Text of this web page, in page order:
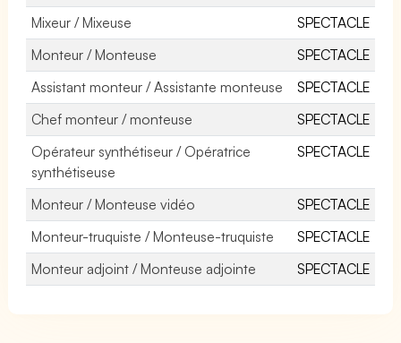
Mixeur / Mixeuse
SPECTACLE
Monteur / Monteuse
SPECTACLE
Assistant monteur / Assistante monteuse
SPECTACLE
Chef monteur / monteuse
SPECTACLE
Opérateur synthétiseur / Opératrice
synthétiseuse
SPECTACLE
Monteur / Monteuse vidéo
SPECTACLE
Monteur-truquiste / Monteuse-truquiste
SPECTACLE
Monteur adjoint / Monteuse adjointe
SPECTACLE